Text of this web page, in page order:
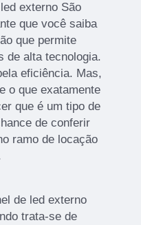
externo São
que você saiba
que permite
de alta tecnologia.
eficiência. Mas,
o que exatamente
que é um tipo de
de conferir
ramo de locação
de led externo
trata-se de